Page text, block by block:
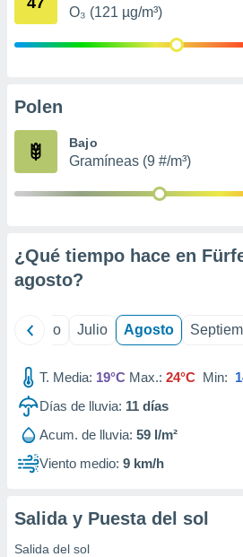
publicidad
de
1199
O₃ (121 µg/m³)
Polen
Bajo
Gramíneas (9 #/m³)
¿Qué tiempo hace en
agosto?
Junio Julio Agosto
T. Media: 19°C Max.: 24°C Min:
Días de lluvia: 11 días
Acum. de lluvia: 59 l/m²
Viento medio: 9 km/h
Salida y Puesta del sol
Salida del sol